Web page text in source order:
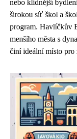
nebo klidnější
širokou síť škol a
program. Havlíčkův
menšího města s
činí ideální místo pro